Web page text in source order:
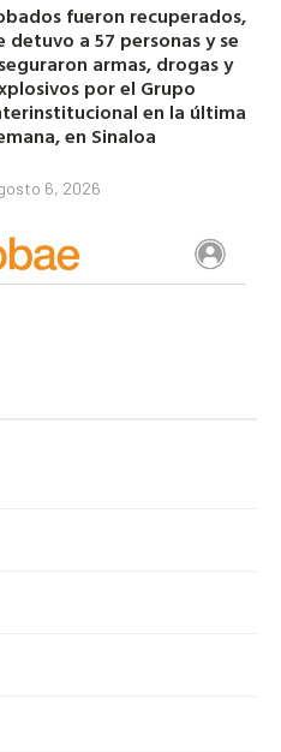
fueron recuperados,
detuvo a 57 personas y se
armas, drogas y
por el Grupo
en la última
en Sinaloa
6, 2026